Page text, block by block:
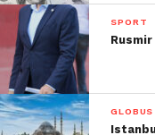
SPORT
GLOBUS